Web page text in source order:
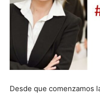
Desde que comenzamos